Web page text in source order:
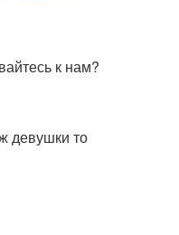
к нам?
девушки то